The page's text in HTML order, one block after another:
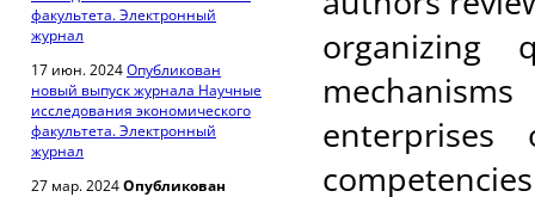
факультета. Электронный
журнал
17 июн. 2024Опубликован
новый выпуск журнала Научные
исследования экономического
факультета. Электронный
журнал
27 мар. 2024Опубликован
organizing